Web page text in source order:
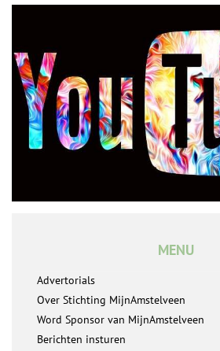
MENU
Advertorials
Over Stichting MijnAmstelveen
Word Sponsor van MijnAmstelveen
Berichten insturen